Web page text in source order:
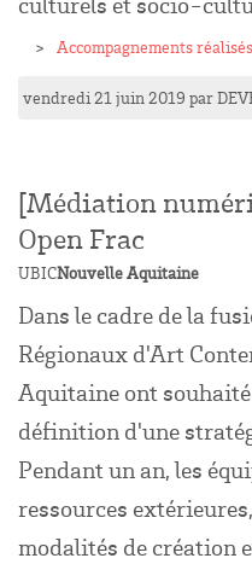
Accompagnements réalisés
vendredi 21 juin 2019 par
[Médiation
Open Frac
UBICNouvelle Aquitaine
Dans le cadre de la
Régionaux d'Art
Aquitaine ont
définition d'une
Pendant un an, les
ressources
modalités de création